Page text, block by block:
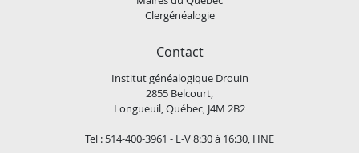
Clergénéalogie
Contact
Institut généalogique Drouin
2855 Belcourt,
Longueuil, Québec, J4M 2B2
Tel : 514-400-3961 - L-V 8:30 à 16:30, HNE